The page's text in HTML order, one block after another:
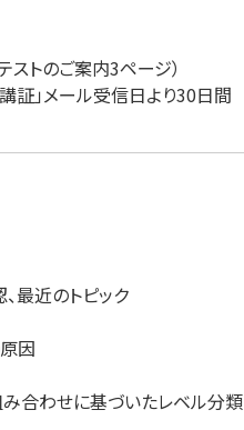
トのご案内3ページ）
証」メール受信日より30日間
最近のトピック
因
合わせに基づいたレベル分類